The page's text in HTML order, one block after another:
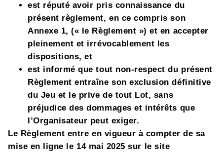
est réputé avoir pris connaissance du
présent règlement, en ce compris son
Annexe 1, (« le Règlement ») et en accepter
pleinement et irrévocablement les
dispositions, et
est informé que tout non-respect du présent
Règlement entraîne son exclusion définitive
du Jeu et le prive de tout Lot, sans
préjudice des dommages et intérêts que
l’Organisateur peut exiger.
Le Règlement entre en vigueur à compter de sa
mise en ligne le 14 mai 2025sur
le site